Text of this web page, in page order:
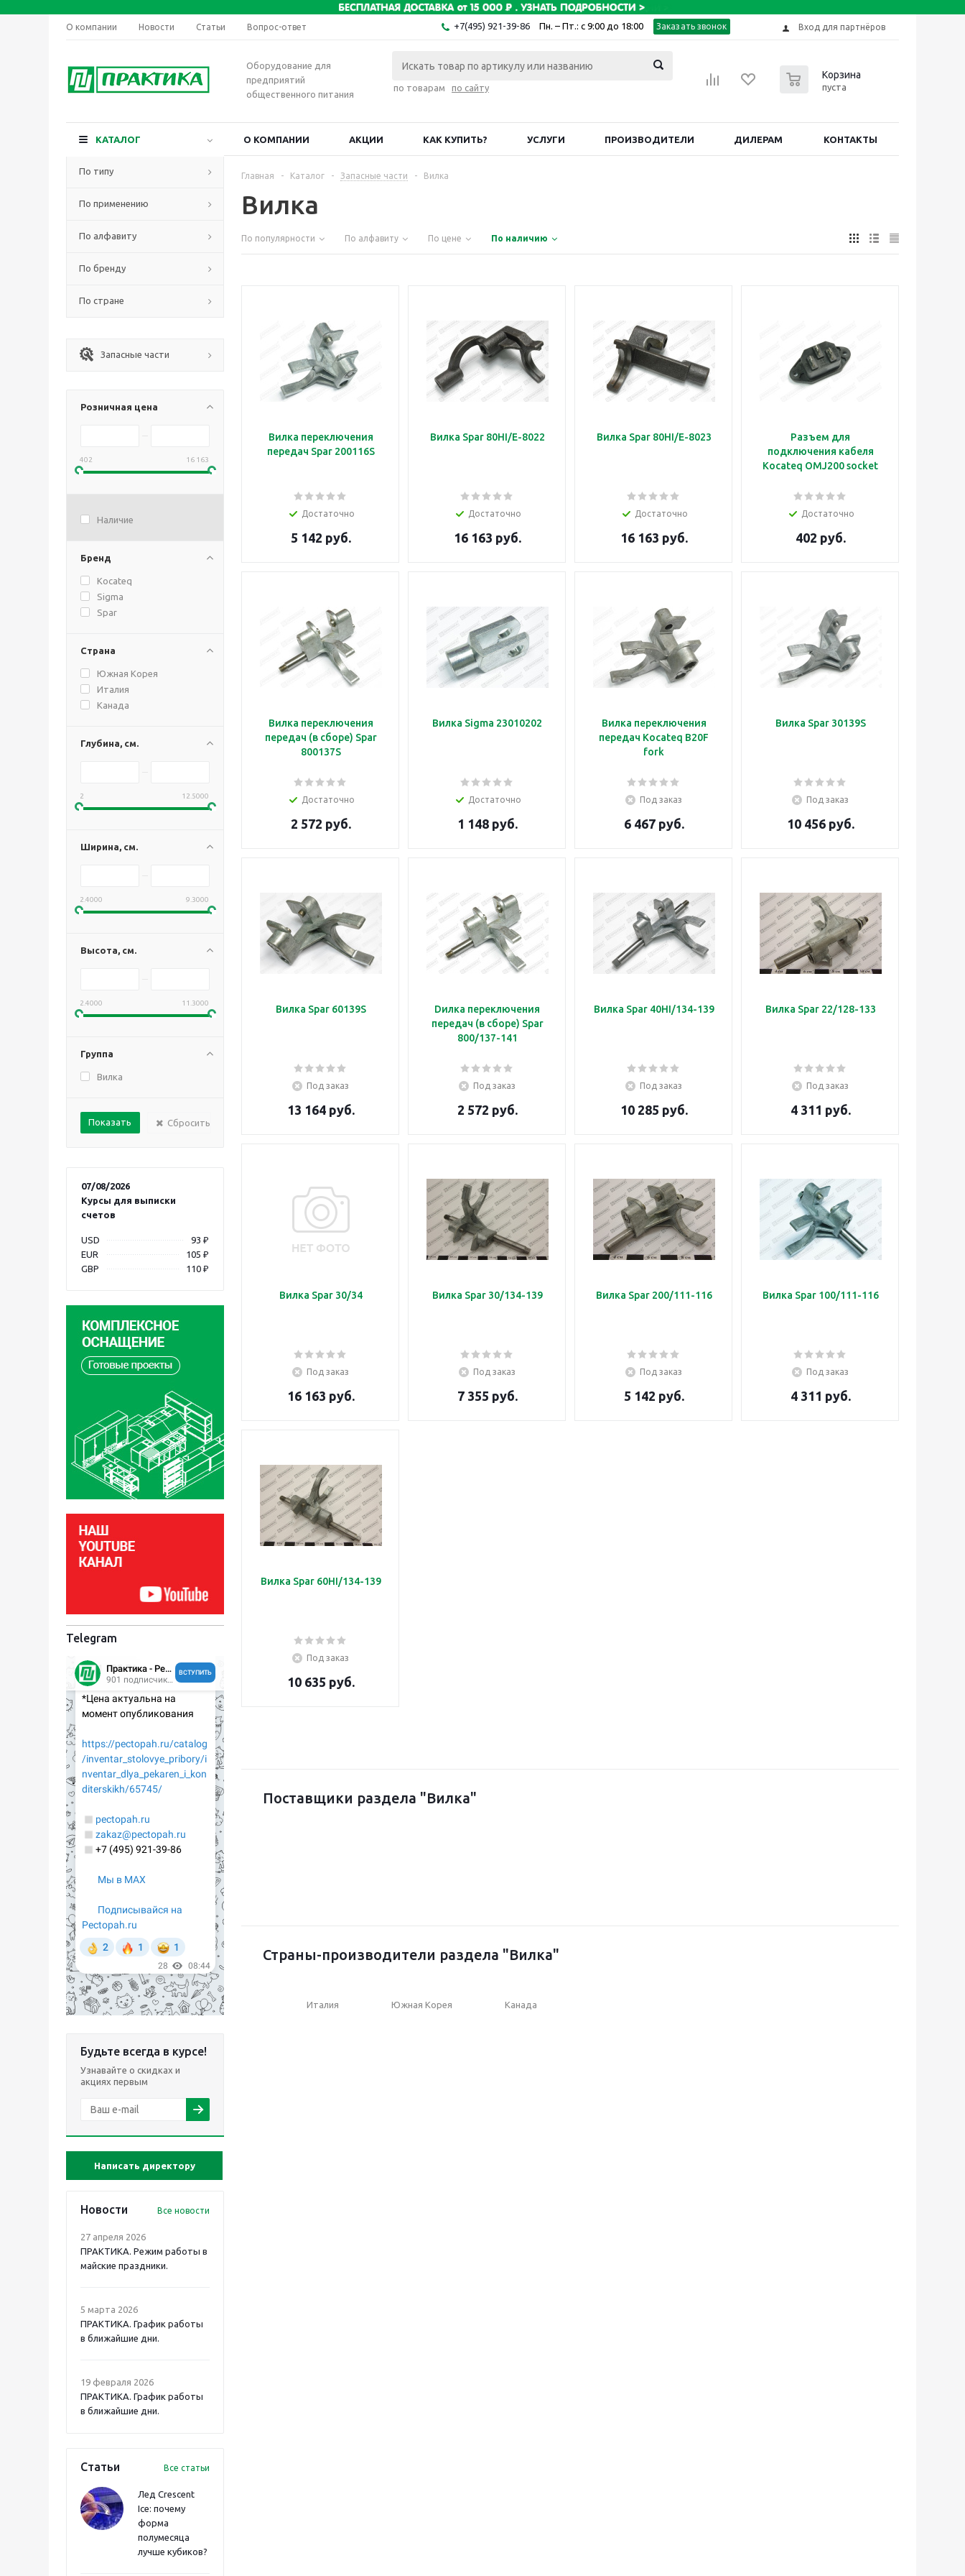
О компании Новости Статьи Вопрос-ответ +7(495) 921-39-86 Пн. – Пт.: с 9:00 до 18:00 Заказать звонок Вход для партнёров
Оборудование для
предприятий
общественного питания
по товарам по сайту
Корзина
пуста
КАТАЛОГ О КОМПАНИИ АКЦИИ КАК КУПИТЬ? УСЛУГИ ПРОИЗВОДИТЕЛИ ДИЛЕРАМ КОНТАКТЫ
По типу
По применению
По алфавиту
По бренду
По стране
Запасные части
Розничная цена
402 16 163
Наличие
Бренд
Kocateq
Sigma
Spar
Страна
Южная Корея
Италия
Канада
Глубина, см.
2 12.5000
Ширина, см.
2.4000 9.3000
Высота, см.
2.4000 11.3000
Группа
Вилка
Сбросить
07/08/2026
Курсы для выписки
счетов
USD
93 ₽
EUR
105 ₽
GBP
110 ₽
Telegram
Будьте всегда в курсе!
Узнавайте о скидках и
акциях первым
Написать директору
Новости Все новости
27 апреля 2026
ПРАКТИКА. Режим работы в
майские праздники.
5 марта 2026
ПРАКТИКА. График работы
в ближайшие дни.
19 февраля 2026
ПРАКТИКА. График работы
в ближайшие дни.
Статьи Все статьи
Лед Crescent
Ice: почему
форма
полумесяца
лучше кубиков?
Главная - Каталог - Запасные части - Вилка
Вилка
По популярности По алфавиту По цене По наличию
Вилка переключения
передач Spar 200116S
Достаточно
5 142 руб.
Вилка Spar 80HI/E-8022
Достаточно
16 163 руб.
Вилка Spar 80HI/E-8023
Достаточно
16 163 руб.
Разъем для
подключения кабеля
Kocateq OMJ200 socket
Достаточно
402 руб.
Вилка переключения
передач (в сборе) Spar
800137S
Достаточно
2 572 руб.
Вилка Sigma 23010202
Достаточно
1 148 руб.
Вилка переключения
передач Kocateq B20F
fork
Под заказ
6 467 руб.
Вилка Spar 30139S
Под заказ
10 456 руб.
Вилка Spar 60139S
Под заказ
13 164 руб.
Dилка переключения
передач (в сборе) Spar
800/137-141
Под заказ
2 572 руб.
Вилка Spar 40HI/134-139
Под заказ
10 285 руб.
Вилка Spar 22/128-133
Под заказ
4 311 руб.
Вилка Spar 30/34
Под заказ
16 163 руб.
Вилка Spar 30/134-139
Под заказ
7 355 руб.
Вилка Spar 200/111-116
Под заказ
5 142 руб.
Вилка Spar 100/111-116
Под заказ
4 311 руб.
Вилка Spar 60HI/134-139
Под заказ
10 635 руб.
Поставщики раздела "Вилка"
Страны-производители раздела "Вилка"
Италия Южная Корея Канада